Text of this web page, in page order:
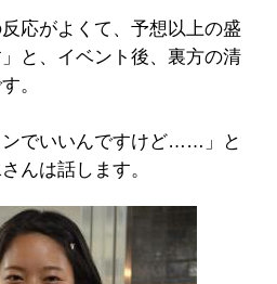
応がよくて、予想以上の盛
と、イベント後、裏方の清
。
でいいんですけど……」と
んは話します。